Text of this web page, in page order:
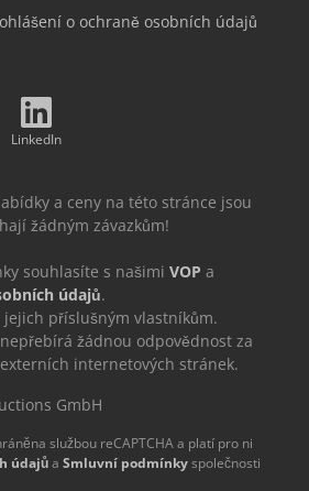
o ochraně osobních údajů
LinkedIn
a ceny na této stránce jsou
žádným závazkům!
souhlasíte s našimi VOP a
údajů.
jejich příslušným vlastníkům.
žádnou odpovědnost za
internetových stránek.
GmbH
službou reCAPTCHA a platí pro ni
údajůa Smluvní podmínkyspolečnosti